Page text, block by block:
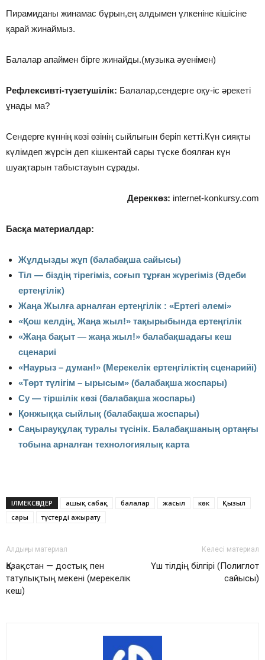
Пирамиданы жинамас бұрын,ең алдымен үлкеніне кішісіне
қарай жинаймыз.
Балалар апаймен бірге жинайды.(музыка әуенімен)
Рефлексивті-түзетушілік: Балалар,сендерге оқу-іс әрекеті
ұнады ма?
Сендерге күннің көзі өзінің сыйлығын беріп кетті.Күн сияқты
күлімдеп жүрсін деп кішкентай сары түске боялған күн
шуақтарын табыстауын сұрады.
Дереккөз: internet-konkursy.com
Басқа материалдар:
Жұлдызды жұп (балабақша сайысы)
Тіл — біздің тірегіміз, соғып тұрған жүрегіміз (Әдеби
ертеңгілік)
Жаңа Жылға арналған ертеңгілік : «Ертегі әлемі»
«Қош келдің, Жаңа жыл!» тақырыбында ертеңгілік
«Жаңа бақыт — жаңа жыл!» балабақшадағы кеш
сценариі
«Наурыз – думан!» (Мерекелік ертеңгіліктің сценарийі)
«Төрт түлігім – ырысым» (балабақша жоспары)
Су — тіршілік көзі (балабақша жоспары)
Қонжыққа сыйлық (балабақша жоспары)
Саңырауқұлақ туралы түсінік. Балабақшаның ортаңғы
тобына арналған технологиялық карта
ІЛМЕКСӨЗДЕР ашық сабақ балалар жасыл көк
Қызыл
сары
түстерді ажырату
Алдыңғы материал
Қазақстан — достық пен
татулықтың мекені (мерекелік
кеш)
Келесі материал
Үш тілдің білгірі (Полиглот
сайысы)